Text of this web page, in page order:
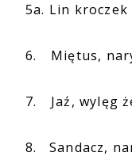
5a. Lin kroczek
6. Miętus,
7. Jaź, wylęg
8. Sandacz,